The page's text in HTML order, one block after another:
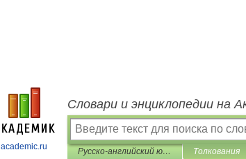
academic.ru
Словари и энциклопедии на
Русско-английский юридический словарь Толкования